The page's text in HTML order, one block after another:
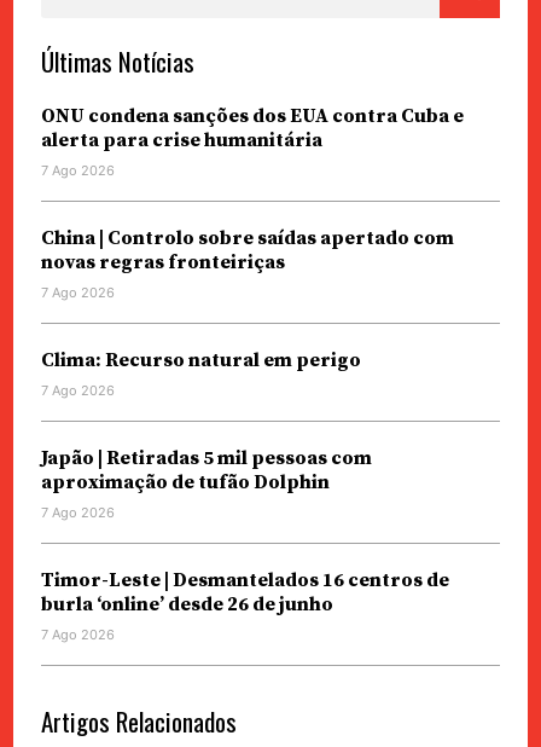
Últimas Notícias
ONU condena sanções dos EUA contra Cuba e
alerta para crise humanitária
7 Ago 2026
China | Controlo sobre saídas apertado com
novas regras fronteiriças
7 Ago 2026
Clima: Recurso natural em perigo
7 Ago 2026
Japão | Retiradas 5 mil pessoas com
aproximação de tufão Dolphin
7 Ago 2026
Timor-Leste | Desmantelados 16 centros de
burla ‘online’ desde 26 de junho
7 Ago 2026
Artigos Relacionados